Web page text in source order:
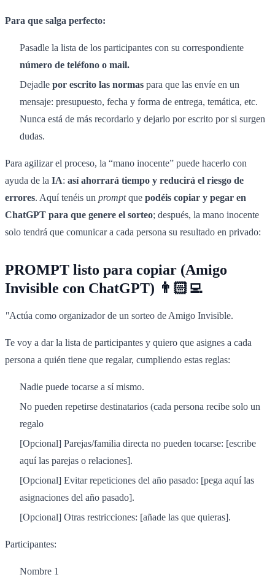
Para que salga perfecto:
Pasadle la lista de los participantes con su correspondiente
número de teléfono o mail.
Dejadle por escrito las normas para que las envíe en un
mensaje: presupuesto, fecha y forma de entrega, temática, etc.
Nunca está de más recordarlo y dejarlo por escrito por si surgen
dudas.
Para agilizar el proceso, la “mano inocente” puede hacerlo con
ayuda de la IA: así ahorrará tiempo y reducirá el riesgo de
errores. Aquí tenéis un promptque podéis copiar y pegar en
ChatGPT para que genere el sorteo; después, la mano inocente
solo tendrá que comunicar a cada persona su resultado en privado:
PROMPT listo para copiar (Amigo
Invisible con ChatGPT) 👨🏻‍💻
"Actúa como organizador de un sorteo de Amigo Invisible.
Te voy a dar la lista de participantes y quiero que asignes a cada
persona a quién tiene que regalar, cumpliendo estas reglas:
Nadie puede tocarse a sí mismo.
No pueden repetirse destinatarios (cada persona recibe solo un
regalo
[Opcional] Parejas/familia directa no pueden tocarse: [escribe
aquí las parejas o relaciones].
[Opcional] Evitar repeticiones del año pasado: [pega aquí las
asignaciones del año pasado].
[Opcional] Otras restricciones: [añade las que quieras].
Participantes:
Nombre 1